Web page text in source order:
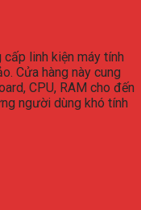
cấp linh kiện máy tính
Cửa hàng này cung
CPU, RAM cho đến
người dùng khó tính